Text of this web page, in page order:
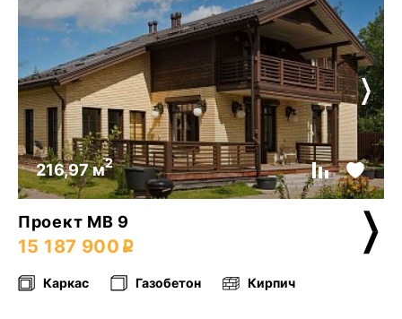
216,97 м2
Проект МВ 9
15 187 900
Каркас Газобетон Кирпич